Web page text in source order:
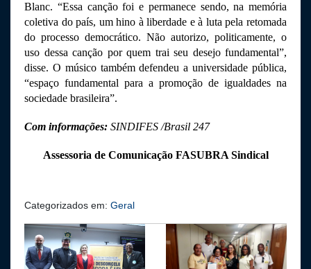
Blanc. “Essa canção foi e permanece sendo, na memória
coletiva do país, um hino à liberdade e à luta pela retomada
do processo democrático. Não autorizo, politicamente, o
uso dessa canção por quem trai seu desejo fundamental”,
disse. O músico também defendeu a universidade pública,
“espaço fundamental para a promoção de igualdades na
sociedade brasileira”.
Com informações: SINDIFES /Brasil 247
Assessoria de Comunicação FASUBRA Sindical
Categorizados em: Geral